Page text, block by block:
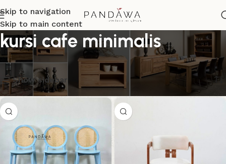
Skip to navigation
Skip to main content
kursi cafe minimalis
Menampilkan semua 15 hasil
Show sidebar